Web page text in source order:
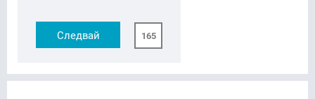
Следвай 165